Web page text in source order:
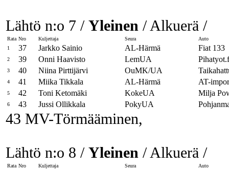
Lähtö n:o 7 / Yleinen / Alkuerä /
Rata Nro Kuljettaja Seura
Auto
1
37 Jarkko Sainio AL-Härmä Fiat 133
2 39 Onni Haavisto LemUA
3 40 Niina Pirttijärvi OuMK/UA
4 41 Miika Tikkala AL-Härmä AT-
5 42 Toni Ketomäki KokeUA Milja
6 43 Jussi Ollikkala PokyUA
43 MV-Törmääminen,
Lähtö n:o 8 / Yleinen / Alkuerä /
Rata Nro Kuljettaja Seura
Auto